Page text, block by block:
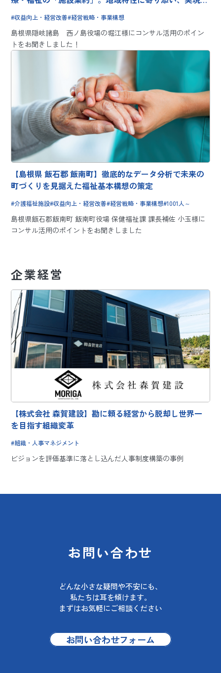
徹底サポート
収益向上・経営改善 経営戦略・事業構想
島根県隠岐諸島 西ノ島役場の堀江様にコンサル活用のポイン
トをお聞きしました！
【島根県 飯石郡 飯南町】徹底的なデータ分析で未来の
町づくりを見据えた福祉基本構想の策定
介護福祉施設 収益向上・経営改善 経営戦略・事業構想 1001人～
島根県飯石郡飯南町 飯南町役場 保健福祉課 課長補佐 小玉様に
コンサル活用のポイントをお聞きしました
企業経営
【株式会社 森賀建設】勘に頼る経営から脱却し世界一
を目指す組織変革
組織・人事マネジメント
ビジョンを評価基準に落とし込んだ人事制度構築の事例
お問い合わせ
どんな小さな疑問や不安にも、
私たちは耳を傾けます。
まずはお気軽にご相談ください
お問い合わせフォーム